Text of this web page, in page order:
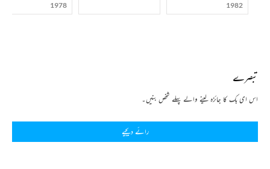
1982
1978
تبصرے
اس ای بک کا جائزہ لینے والے پہلے شخص بنیں۔
رائے دیجیے